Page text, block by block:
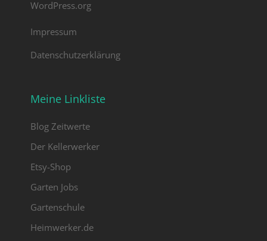
WordPress.org
Impressum
Datenschutzerklärung
Meine Linkliste
Blog Zeitwerte
Der Kellerwerker
Etsy-Shop
Garten Jobs
Gartenschule
Heimwerker.de